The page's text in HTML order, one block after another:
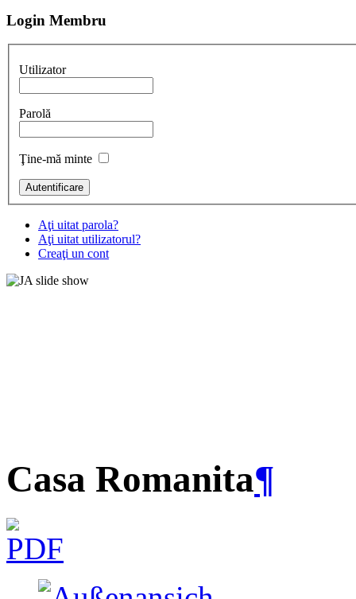
Login Membru
Utilizator
Parolă
Ţine-mă minte
Aţi uitat parola?
Aţi uitat utilizatorul?
Creaţi un cont
Casa Romanita¶